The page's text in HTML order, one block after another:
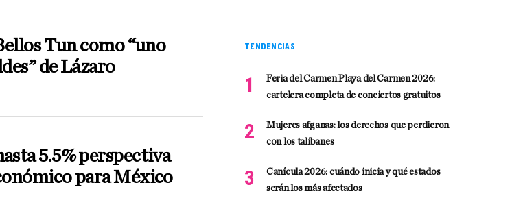
Tun como “uno
de Lázaro
5.5% perspectiva
para México
TENDENCIAS
Feria del Carmen Playa del Carmen 2026:
cartelera completa de conciertos gratuitos
Mujeres afganas: los derechos que perdieron
con los talibanes
Canícula 2026: cuándo inicia y qué estados
serán los más afectados